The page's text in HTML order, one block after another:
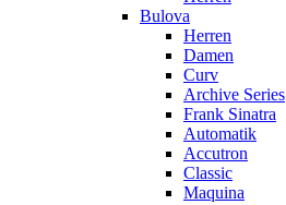
Bulova
Herren
Damen
Curv
Archive Series
Frank Sinatra
Automatik
Accutron
Classic
Maquina